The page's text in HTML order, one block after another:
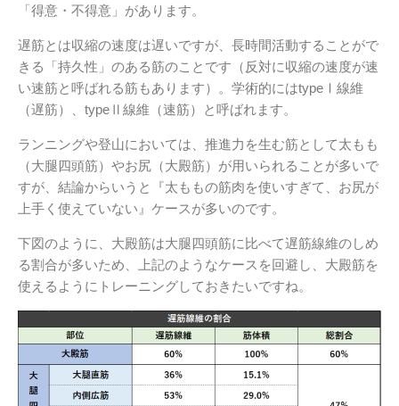
「得意・不得意」があります。
遅筋とは収縮の速度は遅いですが、長時間活動することがで
きる「持久性」のある筋のことです（反対に収縮の速度が速
い速筋と呼ばれる筋もあります）。学術的にはtypeⅠ線維
（遅筋）、typeⅡ線維（速筋）と呼ばれます。
ランニングや登山においては、推進力を生む筋として太もも
（大腿四頭筋）やお尻（大殿筋）が用いられることが多いで
すが、結論からいうと『太ももの筋肉を使いすぎて、お尻が
上手く使えていない』ケースが多いのです。
下図のように、大殿筋は大腿四頭筋に比べて遅筋線維のしめ
る割合が多いため、上記のようなケースを回避し、大殿筋を
使えるようにトレーニングしておきたいですね。